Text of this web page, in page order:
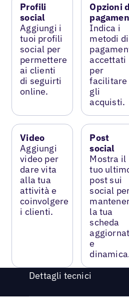
Profili
social
Aggiungi i
tuoi profili
social per
permettere
ai clienti
di seguirti
online.
Opzioni
Indica i
metodi di
accettati
per
facilitare
gli
acquisti.
Video
Aggiungi
video per
dare vita
alla tua
attività e
coinvolgere
i clienti.
Post
social
Mostra il
tuo
post sui
social
la tua
scheda
e
Dettagli tecnici